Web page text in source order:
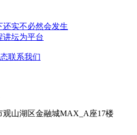
还实不必然会发生
讲坛为平台
联系我们
山湖区金融城MAX_A座17楼